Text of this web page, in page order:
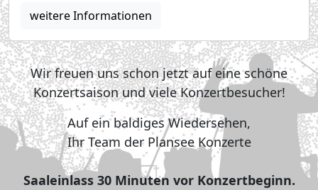
weitere Informationen
Wir freuen uns schon jetzt auf eine schöne
Konzertsaison und viele Konzertbesucher!
Auf ein baldiges Wiedersehen,
Ihr Team der Plansee Konzerte
Saaleinlass 30 Minuten vor Konzertbeginn.